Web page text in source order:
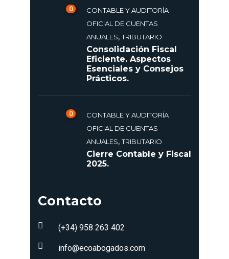
0
CONTABLE Y AUDITORÍA
OFICIAL DE CUENTAS
ANUALES,TRIBUTARIO
Consolidación Fiscal
Eficiente. Aspectos
Esenciales y Consejos
Prácticos.
0
CONTABLE Y AUDITORÍA
OFICIAL DE CUENTAS
ANUALES,TRIBUTARIO
Cierre Contable y Fiscal
2025.
Contacto
(+34) 958 263 402
info@ecoabogados.com